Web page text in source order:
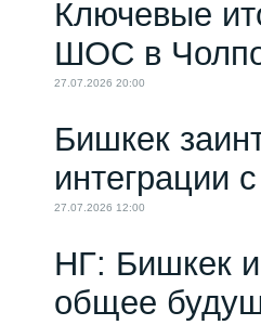
Ключевые
ШОС в
27.07.2026 20:00
Бишкек
интеграции
27.07.2026 12:00
НГ: Бишкек
общее